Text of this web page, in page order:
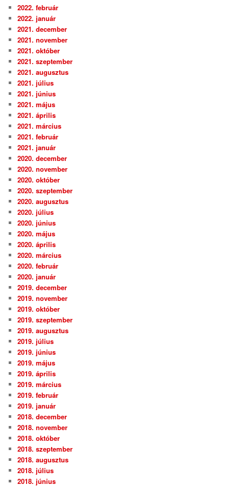
2022. február
2022. január
2021. december
2021. november
2021. október
2021. szeptember
2021. augusztus
2021. július
2021. június
2021. május
2021. április
2021. március
2021. február
2021. január
2020. december
2020. november
2020. október
2020. szeptember
2020. augusztus
2020. július
2020. június
2020. május
2020. április
2020. március
2020. február
2020. január
2019. december
2019. november
2019. október
2019. szeptember
2019. augusztus
2019. július
2019. június
2019. május
2019. április
2019. március
2019. február
2019. január
2018. december
2018. november
2018. október
2018. szeptember
2018. augusztus
2018. július
2018. június